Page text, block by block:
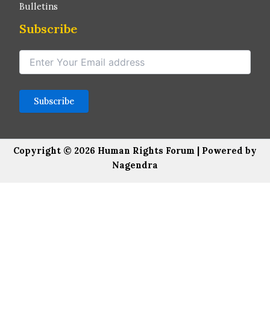
Bulletins
Subscribe
Copyright © 2026 Human Rights Forum | Powered by
Nagendra